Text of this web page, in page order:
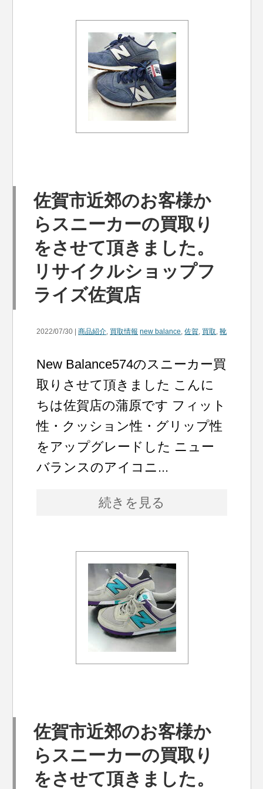
佐賀市近郊のお客様か
らスニーカーの買取り
をさせて頂きました。
リサイクルショップフ
ライズ佐賀店
2022/07/30 |商品紹介, 買取情報 new balance,佐賀, 買取,靴
New Balance574のスニーカー買
取りさせて頂きました こんに
ちは佐賀店の蒲原です フィット
性・クッション性・グリップ性
をアップグレードした ニュー
バランスのアイコニ...
続きを見る
佐賀市近郊のお客様か
らスニーカーの買取り
をさせて頂きました。